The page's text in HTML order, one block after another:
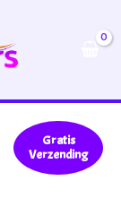
Gratis
Verzending